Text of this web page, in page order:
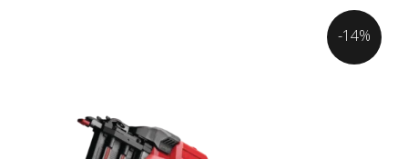
-14%